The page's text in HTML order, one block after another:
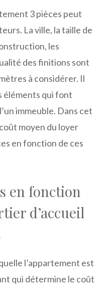
3 pièces peut
La ville, la taille de
les
des finitions sont
à considérer. Il
éléments qui font
immeuble. Dans cet
moyen du loyer
en fonction de ces
en fonction
d’accueil
l’appartement est
qui détermine le coût